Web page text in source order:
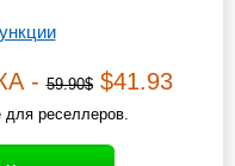
-59.90$$41.93
реселлеров.